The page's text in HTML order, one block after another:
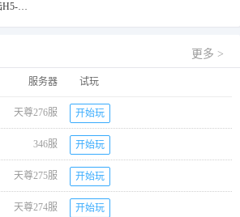
斗罗大陆H5-极速黄金版
更多 >
服务器 试玩
天尊276服 开始玩
346服 开始玩
天尊275服 开始玩
天尊274服 开始玩